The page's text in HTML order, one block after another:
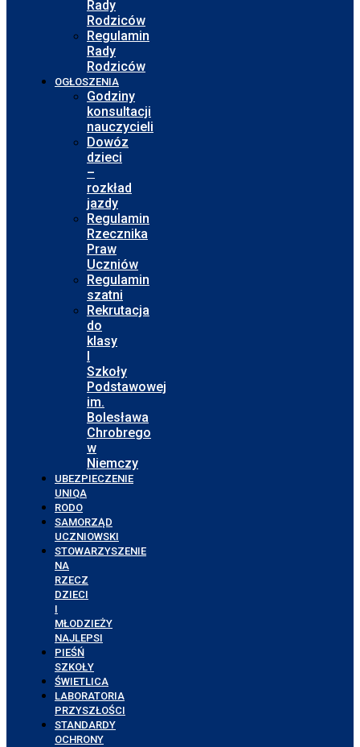
Rady
Rodziców
Regulamin
Rady
Rodziców
OGŁOSZENIA
Godziny
konsultacji
nauczycieli
Dowóz
dzieci
–
rozkład
jazdy
Regulamin
Rzecznika
Praw
Uczniów
Regulamin
szatni
Rekrutacja
do
klasy
I
Szkoły
Podstawowej
im.
Bolesława
Chrobrego
w
Niemczy
UBEZPIECZENIE
UNIQA
RODO
SAMORZĄD
UCZNIOWSKI
STOWARZYSZENIE
NA
RZECZ
DZIECI
I
MŁODZIEŻY
NAJLEPSI
PIEŚŃ
SZKOŁY
ŚWIETLICA
LABORATORIA
PRZYSZŁOŚCI
STANDARDY
OCHRONY